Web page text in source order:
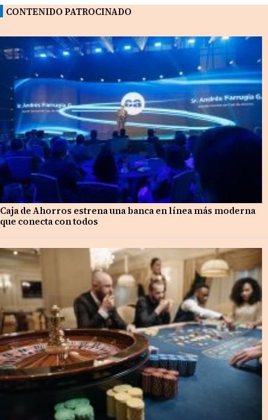
CONTENIDO PATROCINADO
Caja de Ahorros estrena una banca en línea más moderna
que conecta con todos